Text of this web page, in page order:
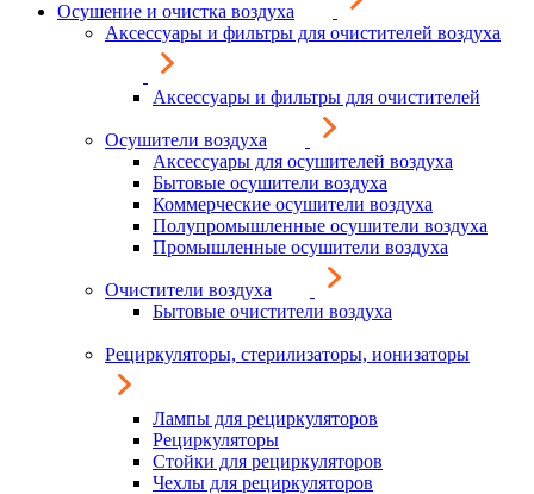
Осушение и очистка воздуха
Аксессуары и фильтры для очистителей воздуха
Аксессуары и фильтры для очистителей
Осушители воздуха
Аксессуары для осушителей воздуха
Бытовые осушители воздуха
Коммерческие осушители воздуха
Полупромышленные осушители воздуха
Промышленные осушители воздуха
Очистители воздуха
Бытовые очистители воздуха
Рециркуляторы, стерилизаторы, ионизаторы
Лампы для рециркуляторов
Рециркуляторы
Стойки для рециркуляторов
Чехлы для рециркуляторов